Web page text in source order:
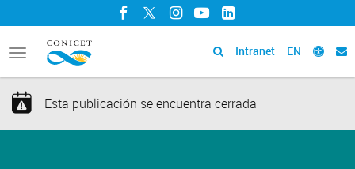
Facebook
TwitterInstagram
YouTubeLinkedIn
Toggle
navigation
Intranet EN
Esta publicación se encuentra cerrada